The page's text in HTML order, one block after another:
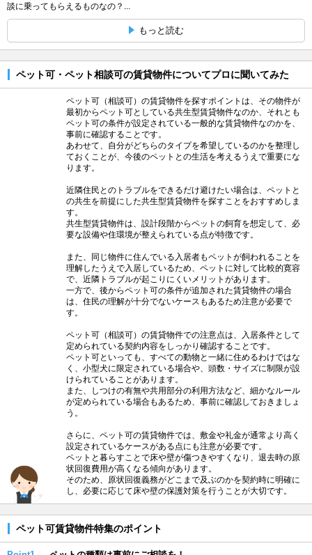
談に乗ってもらえるものなの？...
もっと読む
ペット可・ペット相談可の賃貸物件についてプロに聞いてみた
ペット可（相談可）の賃貸物件を探すポイントは、その物件が
最初からペット可としている共生型賃貸物件なのか、それとも
ペット可の条件が設定されている一般的な賃貸物件なのかを、
事前に確認することです。
あわせて、自分がどちらのタイプを希望しているのかを整理し
ておくことが、今後のペットとの生活を考えるうえで重要にな
ります。
近隣住民とのトラブルをできるだけ避けたい場合は、ペットと
の共生を前提にした共生型賃貸物件を探すことをおすすめしま
す。
共生型賃貸物件は、設計段階からペットの飼育を想定して、必
要な設備や住環境が整えられている点が特徴です。
また、同じ物件に住んでいる入居者もペットが飼われることを
理解したうえで入居しているため、ペットに対して比較的寛容
で、近隣トラブルが起こりにくいメリットがあります。
一方で、後からペット可の条件が追加された賃貸物件の場合
は、住民の理解が十分でないケースもあるため注意が必要で
す。
ペット可（相談可）の賃貸物件での注意点は、入居条件として
定められている契約内容をしっかり確認することです。
ペット可といっても、すべての動物と一緒に住めるわけではな
く、小型犬に限定されている場合や、頭数・サイズに制限が設
けられていることがあります。
また、しつけの有無や共用部分の利用方法など、細かなルール
が定められている場合もあるため、事前に確認しておきましょ
う。
さらに、ペット可の賃貸物件では、敷金や礼金が通常より高く
設定されているケースがある点にも注意が必要です。
ペットと暮らすことで床や壁が傷つきやすくなり、退去時の原
状回復費用が高くなる傾向があります。
そのため、原状回復義務がどこまで及ぶのかを契約時に明確に
し、必要に応じて床や壁の保護対策を行うことが大切です。
ペット可賃貸物件特集のポイント